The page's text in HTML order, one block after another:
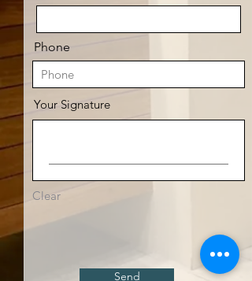
Phone
Your Signature
Clear
Send